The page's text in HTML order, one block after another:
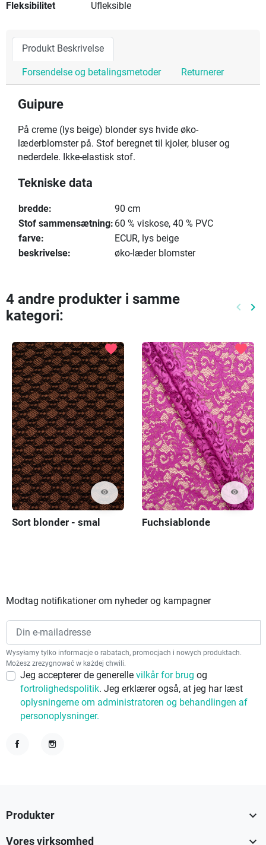
Fleksibilitet Ufleksible
Produkt Beskrivelse
Forsendelse og betalingsmetoder Returnerer
Guipure
På creme (lys beige) blonder sys hvide øko-
læderblomster på. Stof beregnet til kjoler, bluser og
nederdele. Ikke-elastisk stof.
Tekniske data
bredde:
90 cm
Stof sammensætning: 60 % viskose, 40 % PVC
farve:
ECUR, lys beige
beskrivelse:
øko-læder blomster
4 andre produkter i samme
kategori:
keyboard_arrow_left keyboard_arrow_right
visibility
favorite
Sort blonder - smal
visibility
favorite
Fuchsiablonde
Modtag notifikationer om nyheder og kampagner
Wysyłamy tylko informacje o rabatach, promocjach i nowych produktach.
Możesz zrezygnować w każdej chwili.
Jeg accepterer de generelle vilkår for brug og
fortrolighedspolitik. Jeg erklærer også, at jeg har læst
oplysningerne om administratoren og behandlingen af
personoplysninger.
Produkter 
Vores virksomhed 